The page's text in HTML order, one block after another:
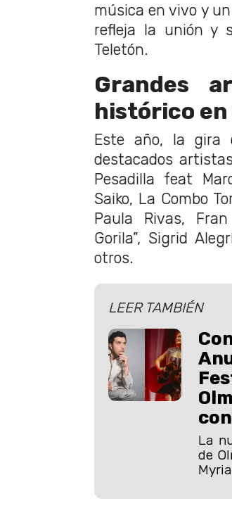
música en vivo y
refleja la unión y
Teletón.
Grandes
histórico en
Este año, la gira
destacados
Pesadilla feat
Saiko, La Combo
Paula Rivas,
Gorila”, Sigrid
otros.
LEER TAMBIÉN
La
de